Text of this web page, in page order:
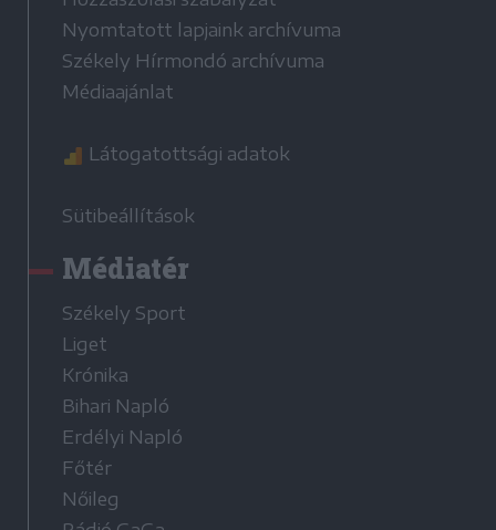
Nyomtatott lapjaink archívuma
Székely Hírmondó archívuma
Médiaajánlat
Látogatottsági adatok
Sütibeállítások
Médiatér
Székely Sport
Liget
Krónika
Bihari Napló
Erdélyi Napló
Főtér
Nőileg